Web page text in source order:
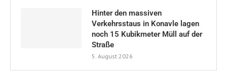
Hinter den massiven
Verkehrsstaus in Konavle lagen
noch 15 Kubikmeter Müll auf der
Straße
5. August 2026